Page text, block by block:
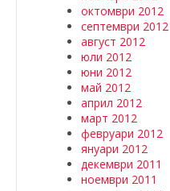
октомври 2012
септември 2012
август 2012
юли 2012
юни 2012
май 2012
април 2012
март 2012
февруари 2012
януари 2012
декември 2011
ноември 2011